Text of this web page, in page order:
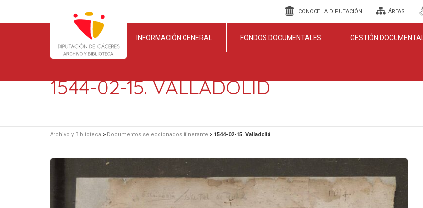
CONOCE LA DIPUTACIÓN ÁREAS
INFORMACIÓN GENERAL FONDOS DOCUMENTALES GESTIÓN DOCUMENTAL
1544-02-15. VALLADOLID
Archivo y Biblioteca > Documentos seleccionados itinerante > 1544-02-15. Valladolid